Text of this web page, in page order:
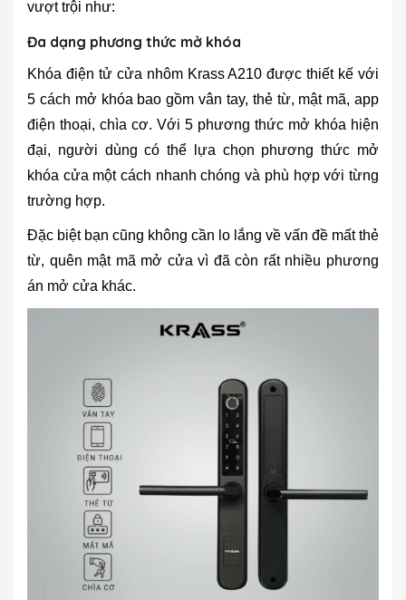
vượt trội như:
Đa dạng phương thức mở khóa
Khóa điện tử cửa nhôm Krass A210 được thiết kế với
5 cách mở khóa bao gồm vân tay, thẻ từ, mật mã, app
điện thoại, chìa cơ. Với 5 phương thức mở khóa hiện
đại, người dùng có thể lựa chọn phương thức mở
khóa cửa một cách nhanh chóng và phù hợp với từng
trường hợp.
Đặc biệt bạn cũng không cần lo lắng về vấn đề mất thẻ
từ, quên mật mã mở cửa vì đã còn rất nhiều phương
án mở cửa khác.